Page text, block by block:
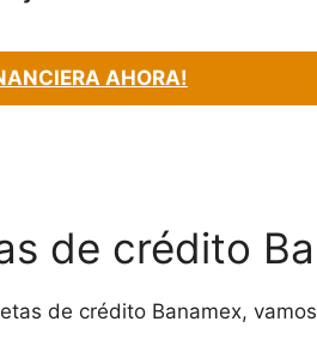
AHORA!
de crédito
de crédito Banamex,